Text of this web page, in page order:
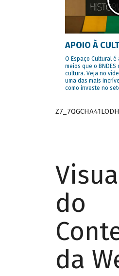
APOIO À
O Espaço Cultural é
meios que o BNDES
cultura. Veja no
uma das mais
como investe no
do
da